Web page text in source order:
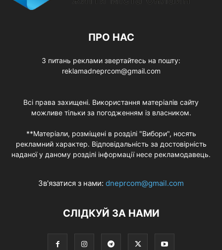
ПРО НАС
З питань реклами звертайтесь на пошту:
reklamadneprcom@gmail.com
Всі права захищені. Використання матеріалів сайту
можливе тільки за погодженням із власником.
**Матеріали, розміщені в розділі "Вибори", носять
рекламний характер. Відповідальність за достовірність
наданої у даному розділі інформації несе рекламодавець.
Зв'язатися з нами: dneprcom@gmail.com
СЛІДКУЙ ЗА НАМИ